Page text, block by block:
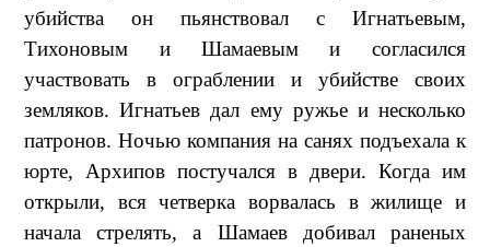
убийства он пьянствовал с Игнатьевым,
Тихоновым и Шамаевым и согласился
участвовать в ограблении и убийстве своих
земляков. Игнатьев дал ему ружье и несколько
патронов. Ночью компания на санях подъехала к
юрте, Архипов постучался в двери. Когда им
открыли, вся четверка ворвалась в жилище и
начала стрелять, а Шамаев добивал раненых